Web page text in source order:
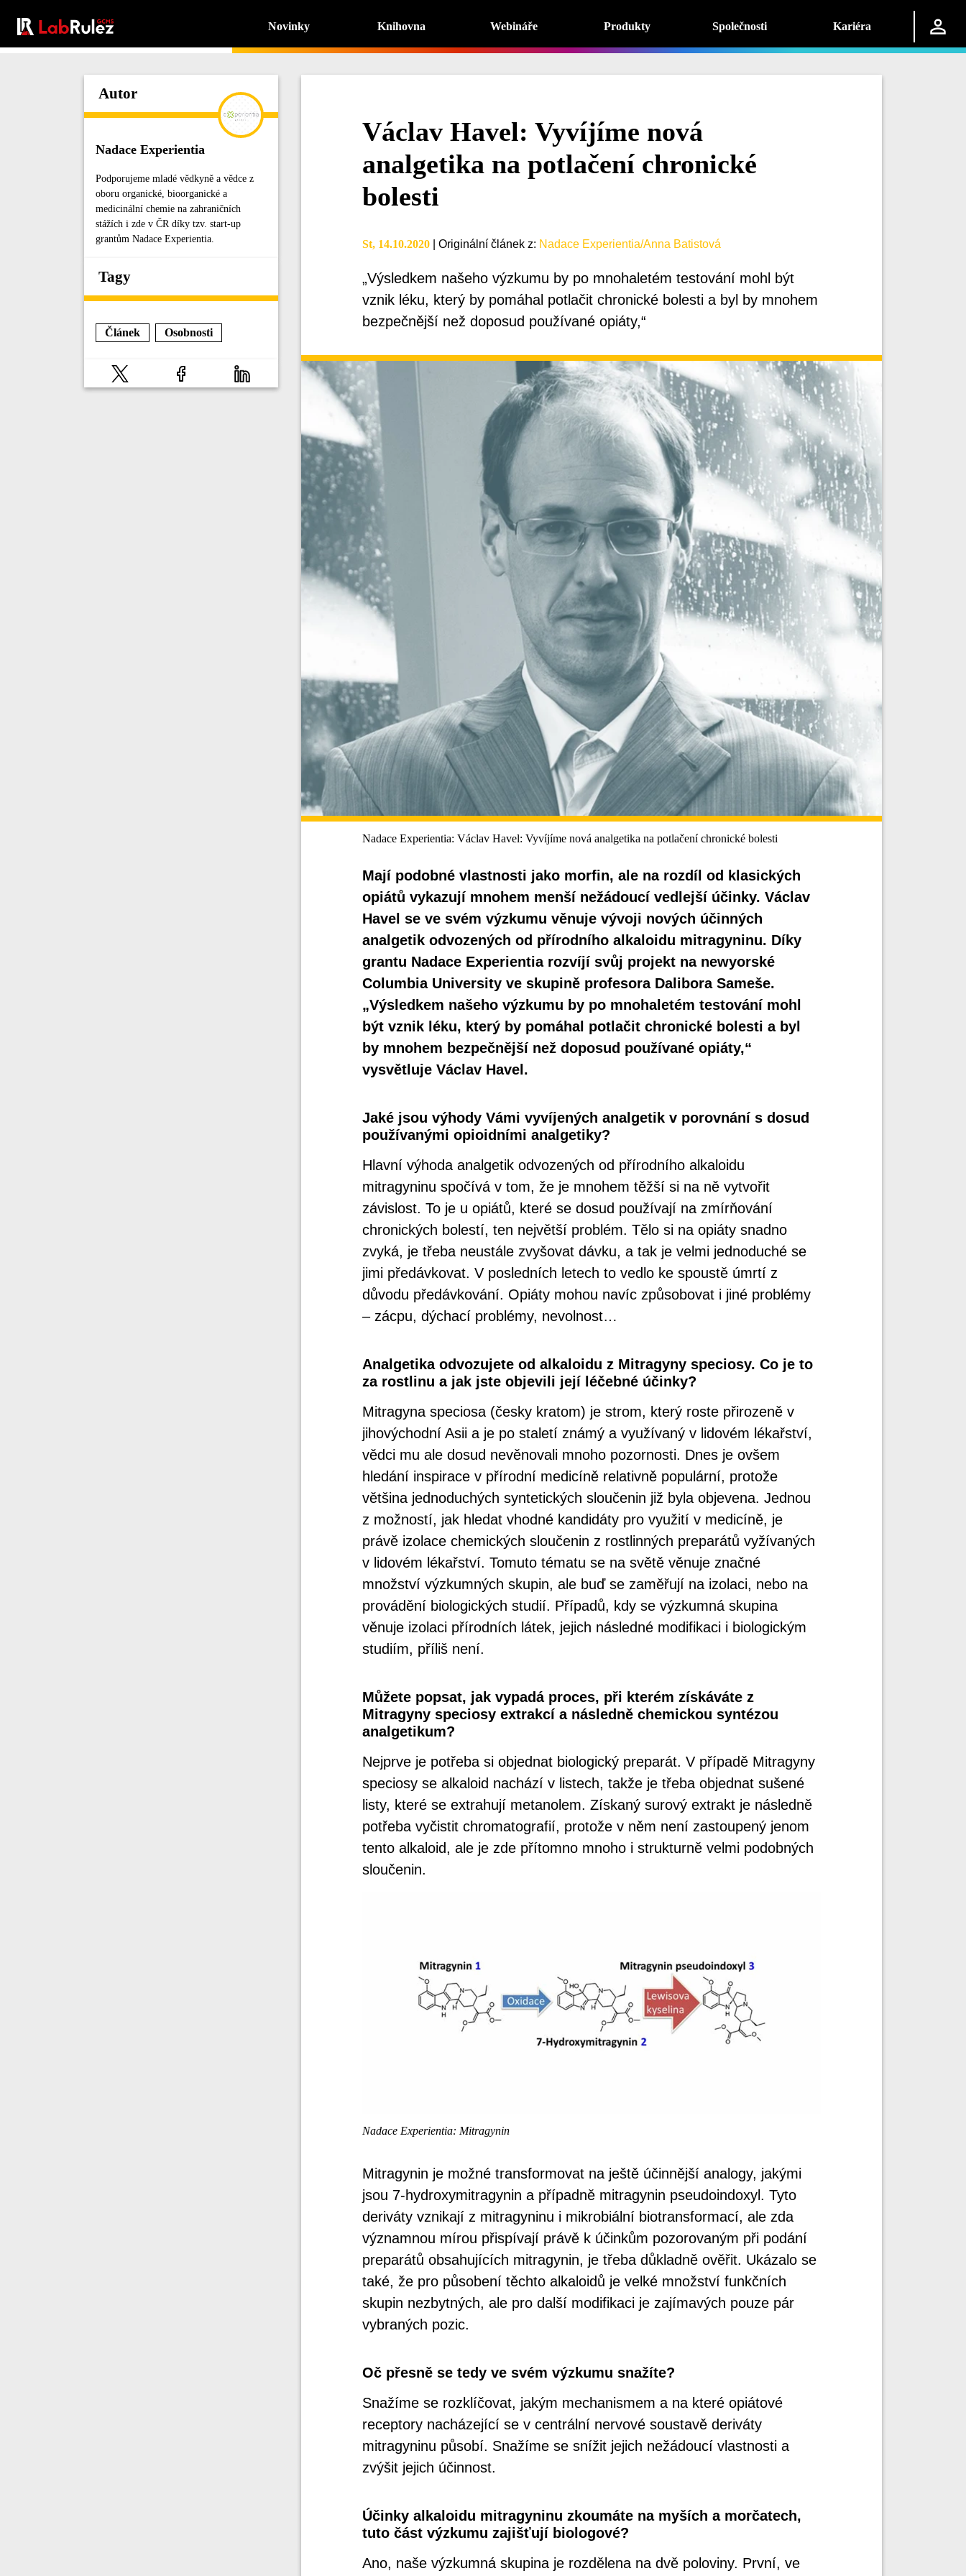
Novinky Knihovna Webináře Produkty Společnosti Kariéra
Autor
Nadace Experientia
Podporujeme mladé vědkyně a vědce z
oboru organické, bioorganické a
medicinální chemie na zahraničních
stážích i zde v ČR díky tzv. start-up
grantům Nadace Experientia.
Tagy
Článek Osobnosti
Václav Havel: Vyvíjíme nová
analgetika na potlačení chronické
bolesti
St, 14.10.2020 Originální článek z: Nadace Experientia/Anna Batistová
„Výsledkem našeho výzkumu by po mnohaletém testování mohl být
vznik léku, který by pomáhal potlačit chronické bolesti a byl by mnohem
bezpečnější než doposud používané opiáty,“
Nadace Experientia: Václav Havel: Vyvíjíme nová analgetika na potlačení chronické bolesti
Mají podobné vlastnosti jako morfin, ale na rozdíl od klasických
opiátů vykazují mnohem menší nežádoucí vedlejší účinky. Václav
Havel se ve svém výzkumu věnuje vývoji nových účinných
analgetik odvozených od přírodního alkaloidu mitragyninu. Díky
grantu Nadace Experientia rozvíjí svůj projekt na newyorské
Columbia University ve skupině profesora Dalibora Sameše.
„Výsledkem našeho výzkumu by po mnohaletém testování mohl
být vznik léku, který by pomáhal potlačit chronické bolesti a byl
by mnohem bezpečnější než doposud používané opiáty,“
vysvětluje Václav Havel.
Jaké jsou výhody Vámi vyvíjených analgetik v porovnání s dosud
používanými opioidními analgetiky?
Hlavní výhoda analgetik odvozených od přírodního alkaloidu
mitragyninu spočívá v tom, že je mnohem těžší si na ně vytvořit
závislost. To je u opiátů, které se dosud používají na zmírňování
chronických bolestí, ten největší problém. Tělo si na opiáty snadno
zvyká, je třeba neustále zvyšovat dávku, a tak je velmi jednoduché se
jimi předávkovat. V posledních letech to vedlo ke spoustě úmrtí z
důvodu předávkování. Opiáty mohou navíc způsobovat i jiné problémy
– zácpu, dýchací problémy, nevolnost…
Analgetika odvozujete od alkaloidu z Mitragyny speciosy. Co je to
za rostlinu a jak jste objevili její léčebné účinky?
Mitragyna speciosa (česky kratom) je strom, který roste přirozeně v
jihovýchodní Asii a je po staletí známý a využívaný v lidovém lékařství,
vědci mu ale dosud nevěnovali mnoho pozornosti. Dnes je ovšem
hledání inspirace v přírodní medicíně relativně populární, protože
většina jednoduchých syntetických sloučenin již byla objevena. Jednou
z možností, jak hledat vhodné kandidáty pro využití v medicíně, je
právě izolace chemických sloučenin z rostlinných preparátů vyžívaných
v lidovém lékařství. Tomuto tématu se na světě věnuje značné
množství výzkumných skupin, ale buď se zaměřují na izolaci, nebo na
provádění biologických studií. Případů, kdy se výzkumná skupina
věnuje izolaci přírodních látek, jejich následné modifikaci i biologickým
studiím, příliš není.
Můžete popsat, jak vypadá proces, při kterém získáváte z
Mitragyny speciosy extrakcí a následně chemickou syntézou
analgetikum?
Nejprve je potřeba si objednat biologický preparát. V případě Mitragyny
speciosy se alkaloid nachází v listech, takže je třeba objednat sušené
listy, které se extrahují metanolem. Získaný surový extrakt je následně
potřeba vyčistit chromatografií, protože v něm není zastoupený jenom
tento alkaloid, ale je zde přítomno mnoho i strukturně velmi podobných
sloučenin.
Nadace Experientia: Mitragynin
Mitragynin je možné transformovat na ještě účinnější analogy, jakými
jsou 7-hydroxymitragynin a případně mitragynin pseudoindoxyl. Tyto
deriváty vznikají z mitragyninu i mikrobiální biotransformací, ale zda
významnou mírou přispívají právě k účinkům pozorovaným při podání
preparátů obsahujících mitragynin, je třeba důkladně ověřit. Ukázalo se
také, že pro působení těchto alkaloidů je velké množství funkčních
skupin nezbytných, ale pro další modifikaci je zajímavých pouze pár
vybraných pozic.
Oč přesně se tedy ve svém výzkumu snažíte?
Snažíme se rozklíčovat, jakým mechanismem a na které opiátové
receptory nacházející se v centrální nervové soustavě deriváty
mitragyninu působí. Snažíme se snížit jejich nežádoucí vlastnosti a
zvýšit jejich účinnost.
Účinky alkaloidu mitragyninu zkoumáte na myších a morčatech,
tuto část výzkumu zajišťují biologové?
Ano, naše výzkumná skupina je rozdělena na dvě poloviny. První, ve